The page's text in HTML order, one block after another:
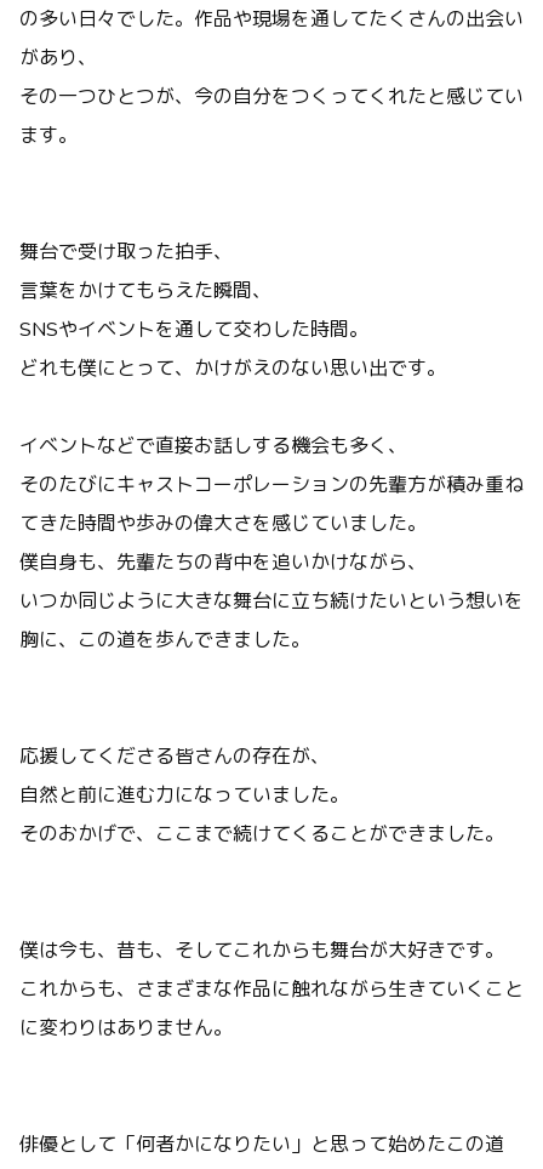
の多い日々でした。 作品や現場を通してたくさんの出会い
があり、
その一つひとつが、今の自分をつくってくれたと感じてい
ます。
舞台で受け取った拍手、
言葉をかけてもらえた瞬間、
SNSやイベントを通して交わした時間。
どれも僕にとって、かけがえのない思い出です。
イベントなどで直接お話しする機会も多く、
そのたびにキャストコーポレーションの先輩方が積み重ね
てきた時間や歩みの偉大さを感じていました。
僕自身も、先輩たちの背中を追いかけながら、
いつか同じように大きな舞台に立ち続けたいという想いを
胸に、この道を歩んできました。
応援してくださる皆さんの存在が、
自然と前に進む力になっていました。
そのおかげで、ここまで続けてくることができました。
僕は今も、昔も、そしてこれからも舞台が大好きです。
これからも、さまざまな作品に触れながら生きていくこと
に変わりはありません。
俳優として「何者かになりたい」と思って始めたこの道